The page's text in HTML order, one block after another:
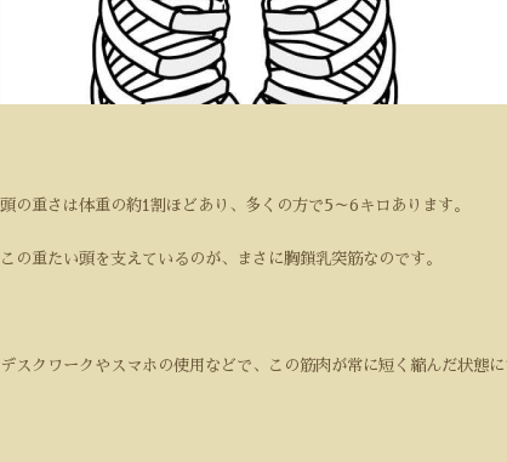
頭の重さは体重の約1割ほどあり、多くの方で5～6キロあります。
この重たい頭を支えているのが、まさに胸鎖乳突筋なのです。
デスクワークやスマホの使用などで、この筋肉が常に短く縮んだ状態